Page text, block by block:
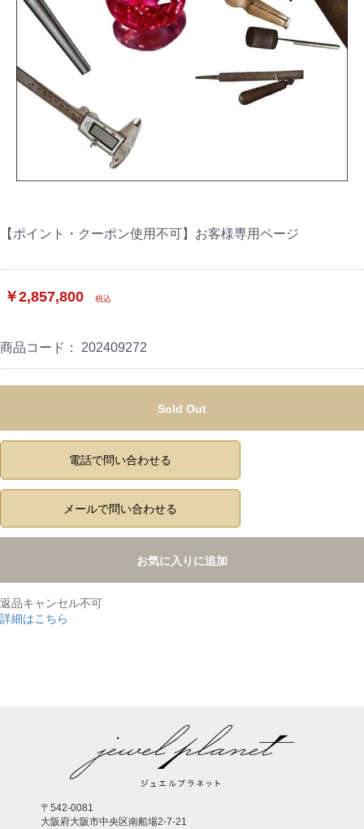
【ポイント・クーポン使用不可】お客様専用ページ
￥2,857,800 税込
商品コード： 202409272
Sold Out
ご注文手続き
カートを見る
お買い物を続ける
電話で問い合わせる
メールで問い合わせる
お気に入りに追加
返品キャンセル不可
詳細はこちら
〒542-0081
大阪府大阪市中央区南船場2-7-21